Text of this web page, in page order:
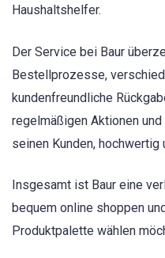
Haushaltshelfer.
Der Service bei Baur
Bestellprozesse,
kundenfreundliche
regelmäßigen Aktionen
seinen Kunden,
Insgesamt ist Baur eine
bequem online shoppen
Produktpalette wählen